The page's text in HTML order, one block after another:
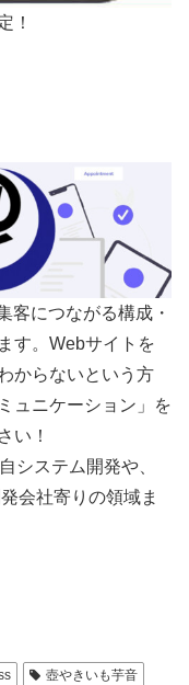
！
客につながる構成・
す。Webサイトを
からないという方
ュニケーション」を
い！
システム開発や、
会社寄りの領域ま
壺やきいも芋音